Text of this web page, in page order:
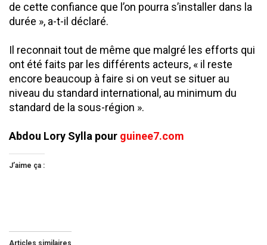
de cette confiance que l’on pourra s’installer dans la
durée », a-t-il déclaré.
Il reconnait tout de même que malgré les efforts qui
ont été faits par les différents acteurs, « il reste
encore beaucoup à faire si on veut se situer au
niveau du standard international, au minimum du
standard de la sous-région ».
Abdou Lory Sylla pour guinee7.com
J’aime ça :
Articles similaires